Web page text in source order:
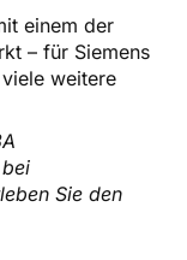
einem der
– für Siemens
weitere
Sie den